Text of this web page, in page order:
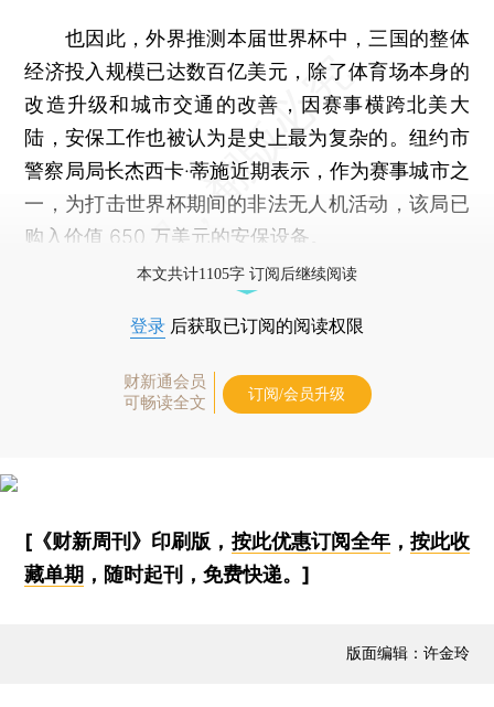
也因此，外界推测本届世界杯中，三国的整体
经济投入规模已达数百亿美元，除了体育场本身的
改造升级和城市交通的改善，因赛事横跨北美大
陆，安保工作也被认为是史上最为复杂的。纽约市
警察局局长杰西卡·蒂施近期表示，作为赛事城市之
一，为打击世界杯期间的非法无人机活动，该局已
购入价值 650 万美元的安保设备。
本文共计1105字 订阅后继续阅读
登录 后获取已订阅的阅读权限
财新通会员
可畅读全文
订阅/会员升级
[《财新周刊》印刷版， 按此优惠订阅全年， 按此收
藏单期 ，随时起刊，免费快递。]
版面编辑：许金玲